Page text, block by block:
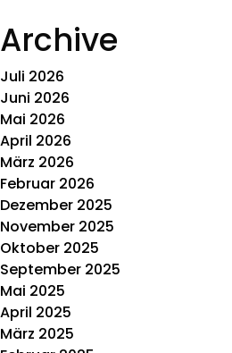
Archive
Juli 2026
Juni 2026
Mai 2026
April 2026
März 2026
Februar 2026
Dezember 2025
November 2025
Oktober 2025
September 2025
Mai 2025
April 2025
März 2025